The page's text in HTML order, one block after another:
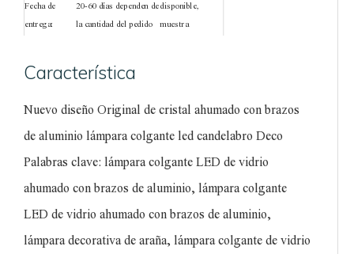
Fecha de
entrega:
20-60 días dependen de
la cantidad del pedido
disponible,
muestra
2 años para todo el
el conductor
Adecuado
para:
Sala de estar,
sala de estudio, etc.
Característica
Nuevo diseño Original de cristal ahumado con brazos
de aluminio lámpara colgante led candelabro Deco
Palabras clave: lámpara colgante LED de vidrio
ahumado con brazos de aluminio, lámpara colgante
LED de vidrio ahumado con brazos de aluminio,
lámpara decorativa de araña, lámpara colgante de vidrio